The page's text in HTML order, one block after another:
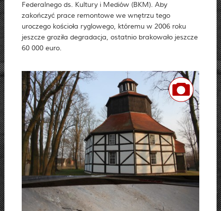
Federalnego ds. Kultury i Mediów (BKM). Aby
zakończyć prace remontowe we wnętrzu tego
uroczego kościoła ryglowego, któremu w 2006 roku
jeszcze groziła degradacja, ostatnio brakowało jeszcze
60 000 euro.